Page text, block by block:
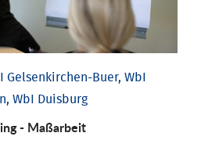
Gelsenkirchen-Buer, WbI
WbI Duisburg
- Maßarbeit